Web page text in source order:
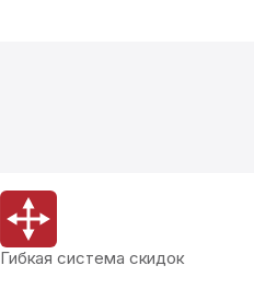
Гибкая система скидок